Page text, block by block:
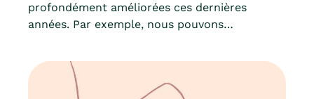
profondément améliorées ces dernières
années. Par exemple, nous pouvons
libido chez l’homme et la femme. Connaissez-
vous les différences entre le désir sexuel
“spontané” et le désir sexuel “réactif” ?La